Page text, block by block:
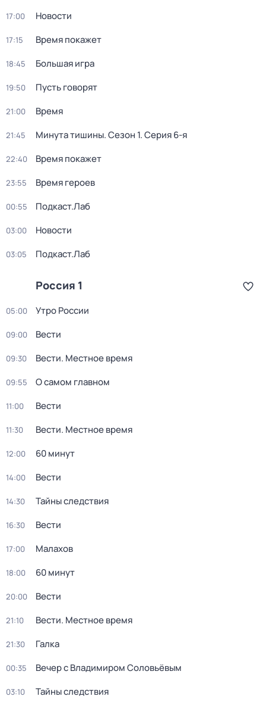
17:00 Новости
17:15 Время покажет
18:45 Большая игра
19:50 Пусть говорят
21:00 Время
21:45 Минута тишины. Сезон 1. Серия 6-я
22:40 Время покажет
23:55 Время героев
00:55 Подкаст.Лаб
03:00 Новости
03:05 Подкаст.Лаб
Россия 1
05:00 Утро России
09:00 Вести
09:30 Вести. Местное время
09:55 О самом главном
11:00 Вести
11:30 Вести. Местное время
12:00 60 минут
14:00 Вести
14:30 Тайны следствия
16:30 Вести
17:00 Малахов
18:00 60 минут
20:00 Вести
21:10 Вести. Местное время
21:30 Галка
00:35 Вечер с Владимиром Соловьёвым
03:10 Тайны следствия